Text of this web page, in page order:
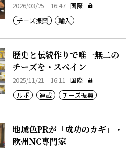
2026/03/25 16:47 国際
チーズ振興
輸入
歴史と伝統作りで唯一無二の
チーズを・スペイン
2025/11/21 16:11 国際
ルポ
連載 チーズ振興
地域色PRが「成功のカギ」・
欧州NC専門家